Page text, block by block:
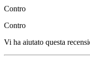
Contro
Contro
Vi ha aiutato questa